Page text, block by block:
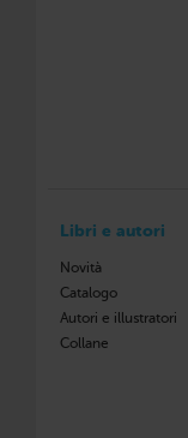
Libri e autori
Novità
Catalogo
Autori e illustratori
Collane